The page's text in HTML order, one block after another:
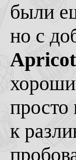
были
но с
просто
к